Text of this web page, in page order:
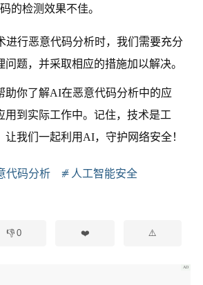
的检测效果不佳。
进行恶意代码分析时，我们需要充分
题，并采取相应的措施加以解决。
助你了解AI在恶意代码分析中的应
用到实际工作中。记住，技术是工
我们一起利用AI，守护网络安全！
代码分析
人工智能安全
0